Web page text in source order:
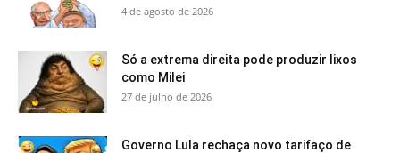
4 de agosto de 2026
Só a extrema direita pode produzir lixos
como Milei
27 de julho de 2026
Governo Lula rechaça novo tarifaço de